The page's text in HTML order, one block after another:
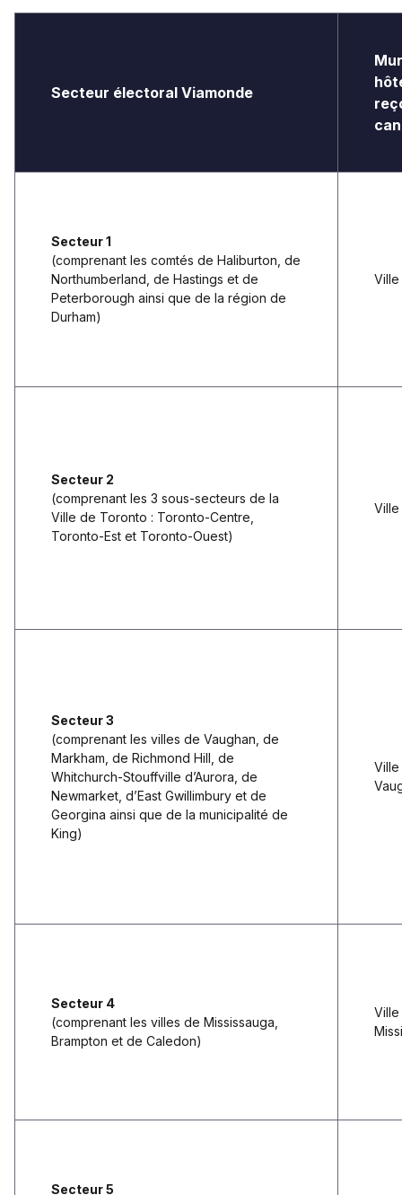
Secteur électoral Viamonde
Secteur 1
(comprenant les comtés de Haliburton, de
Northumberland, de Hastings et de
Peterborough ainsi que de la région de
Durham)
Secteur 2
(comprenant les 3 sous-secteurs de la
Ville de Toronto : Toronto-Centre,
Toronto-Est et Toronto-Ouest)
Secteur 3
(comprenant les villes de Vaughan, de
Markham, de Richmond Hill, de
Whitchurch-Stouffville d’Aurora, de
Newmarket, d’East Gwillimbury et de
Georgina ainsi que de la municipalité de
King)
Secteur 4
(comprenant les villes de Mississauga,
Brampton et de Caledon)
Secteur 5